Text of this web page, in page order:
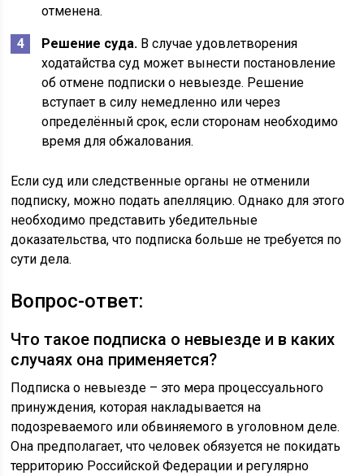
отменена.
Решение суда. В случае удовлетворения
ходатайства суд может вынести постановление
об отмене подписки о невыезде. Решение
вступает в силу немедленно или через
определённый срок, если сторонам необходимо
время для обжалования.
Если суд или следственные органы не отменили
подписку, можно подать апелляцию. Однако для этого
необходимо представить убедительные
доказательства, что подписка больше не требуется по
сути дела.
Вопрос-ответ:
Что такое подписка о невыезде и в каких
случаях она применяется?
Подписка о невыезде – это мера процессуального
принуждения, которая накладывается на
подозреваемого или обвиняемого в уголовном деле.
Она предполагает, что человек обязуется не покидать
территорию Российской Федерации и регулярно